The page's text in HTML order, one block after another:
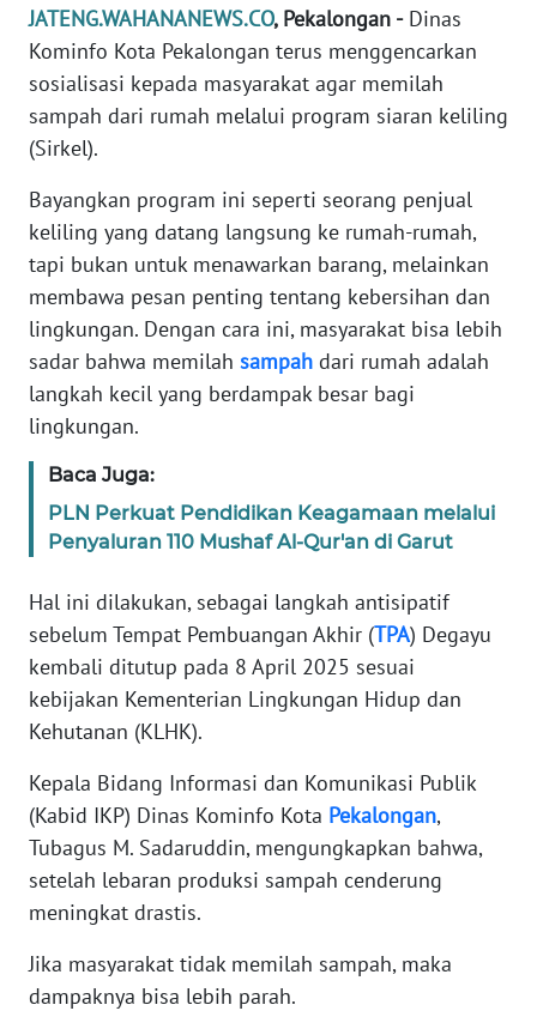
JATENG.WAHANANEWS.CO, Pekalongan -Dinas
Kominfo Kota Pekalongan terus menggencarkan
sosialisasi kepada masyarakat agar memilah
sampah dari rumah melalui program siaran keliling
(Sirkel).
Bayangkan program ini seperti seorang penjual
keliling yang datang langsung ke rumah-rumah,
tapi bukan untuk menawarkan barang, melainkan
membawa pesan penting tentang kebersihan dan
lingkungan. Dengan cara ini, masyarakat bisa lebih
sadar bahwa memilah sampah dari rumah adalah
langkah kecil yang berdampak besar bagi
lingkungan.
Baca Juga:
PLN Perkuat Pendidikan Keagamaan melalui
Penyaluran 110 Mushaf Al-Qur'an di Garut
Hal ini dilakukan, sebagai langkah antisipatif
sebelum Tempat Pembuangan Akhir (TPA) Degayu
kembali ditutup pada 8 April 2025 sesuai
kebijakan Kementerian Lingkungan Hidup dan
Kehutanan (KLHK).
Kepala Bidang Informasi dan Komunikasi Publik
(Kabid IKP) Dinas Kominfo Kota Pekalongan,
Tubagus M. Sadaruddin, mengungkapkan bahwa,
setelah lebaran produksi sampah cenderung
meningkat drastis.
Jika masyarakat tidak memilah sampah, maka
dampaknya bisa lebih parah.
TENTANG
KAMI
PEDOMAN
MEDIA
SIBER
REDAKSI
KARIR
DISCLAIMER
Wahana
News
WN
SUMUT
WN
JAKARTA
WN
JABAR
WN
BANTEN
WN
NTT
WN